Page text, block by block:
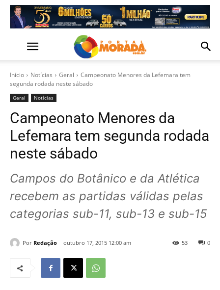
Início Notícias Geral
Campeonato Menores da Lefemara tem
segunda rodada neste sábado
Geral Notícias
Campeonato Menores da
Lefemara tem segunda rodada
neste sábado
Campos do Botânico e da Atlética
recebem as partidas válidas pelas
categorias sub-11, sub-13 e sub-15
Por Redação outubro 17, 2015 12:00 am 0
53